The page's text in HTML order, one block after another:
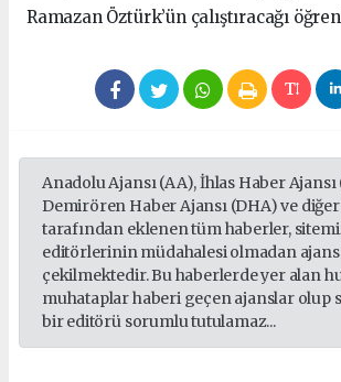
Ramazan Öztürk’ün çalıştıracağı
Anadolu Ajansı (AA), İhlas Haber
Demirören Haber Ajansı (DHA) ve
tarafından eklenen tüm haberler,
editörlerinin müdahalesi olmadan
çekilmektedir. Bu haberlerde yer alan
muhataplar haberi geçen ajanslar olup
bir editörü sorumlu tutulamaz...